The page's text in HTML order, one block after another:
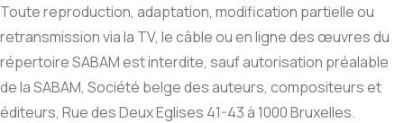
Toute reproduction, adaptation, modification partielle ou
retransmission via la TV, le câble ou en ligne des œuvres du
répertoire SABAM est interdite, sauf autorisation préalable
de la SABAM, Société belge des auteurs, compositeurs et
éditeurs, Rue des Deux Eglises 41-43 à 1000 Bruxelles.